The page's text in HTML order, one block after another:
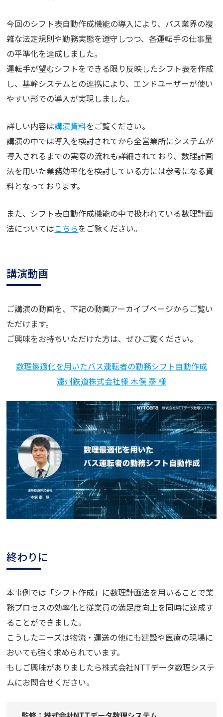
今回のシフト表自動作成機能の導入により、バス業界の複
雑な法定規則や勤務実態を遵守しつつ、各運転手の仕事量
の平準化を達成しました。
運転手が望むシフトをできる限り反映したシフト表を作成
し、基幹システムとの連携により、エンドユーザーが使い
やすい形での導入が実現しました。
詳しい内容は講演資料をご覧ください。
講演の中では導入を検討されてから全営業所にシステムが
導入されるまでの実際の流れも詳細されており、数理計画
法を用いた業務効率化を検討している方には参考になる資
料となっております。
また、シフト表自動作成機能の中で扱われている数理計画
法についてはこちらをご覧ください。
講演動画
ご講演の動画を、下記の動画アーカイブページからご覧い
ただけます。
ご興味をお持ちいただけた方は、ぜひご覧ください。
数理最適化を用いたバス運転者の勤務シフト自動作成
遠州鉄道株式会社様 木俣 泰 様
終わりに
本事例では「シフト作成」に数理計画法を用いることで業
務プロセスの効率化と従業員の満足度向上を同時に達成す
ることができました。
こうしたニーズは物流・運送の他にも建設や医療の現場に
おいても強く求められています。
もしご興味がありましたら株式会社NTTデータ数理システ
ムにお問合せください。